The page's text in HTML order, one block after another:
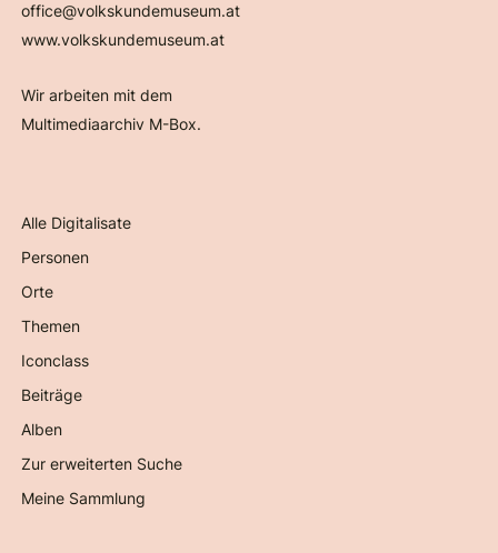
office@volkskundemuseum.at
www.volkskundemuseum.at
Wir arbeiten mit dem
Multimediaarchiv M-Box.
Alle Digitalisate
Personen
Orte
Themen
Iconclass
Beiträge
Alben
Zur erweiterten Suche
Meine Sammlung